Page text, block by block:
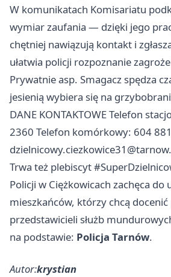
W komunikatach Komisariatu
wymiar zaufania — dzięki jego
chętniej nawiązują kontakt i
ułatwia policji rozpoznanie
Prywatnie asp. Smagacz spędza
jesienią wybiera się na
DANE KONTAKTOWE Telefon
2360 Telefon komórkowy: 604
Trwa też plebiscyt
Policji w Ciężkowicach zachęca do
mieszkańców, którzy chcą
przedstawicieli służb
na podstawie: Policja Tarnów.
Autor:krystian